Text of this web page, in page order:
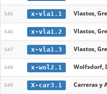
545 x-vla1.1 Vlastos,
546 x-vla1.2 Vlastos,
547 x-vla1.3 Vlastos,
548 x-wol2.1 Wolfsdorf,
549 X-car3.1 Carreras y